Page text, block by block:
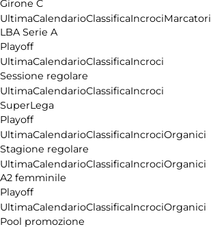
Girone C
UltimaCalendarioClassificaIncrociMarcatori
LBA Serie A
Playoff
UltimaCalendarioClassificaIncroci
Sessione regolare
UltimaCalendarioClassificaIncroci
SuperLega
Playoff
UltimaCalendarioClassificaIncrociOrganici
Stagione regolare
UltimaCalendarioClassificaIncrociOrganici
A2 femminile
Playoff
UltimaCalendarioClassificaIncrociOrganici
Pool promozione